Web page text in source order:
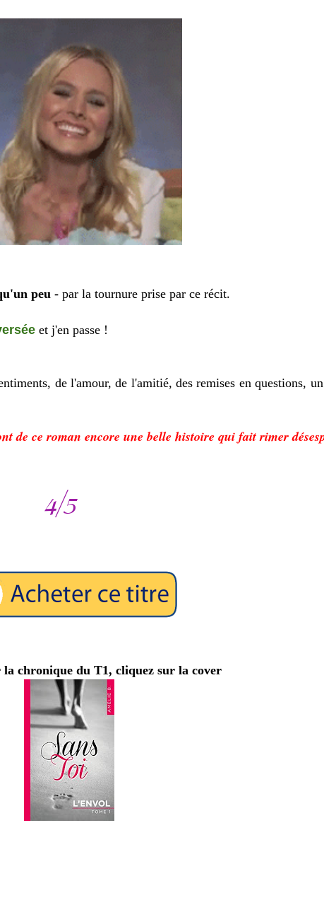
peu - par la tournure prise par ce récit.
et j'en passe !
de l'amour, de l'amitié, des remises en questions,
de ce roman encore une belle histoire qui fait rimer
chronique du T1, cliquez sur la cover